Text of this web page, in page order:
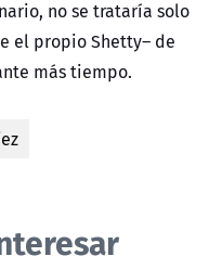
no se trataría solo
el propio Shetty– de
más tiempo.